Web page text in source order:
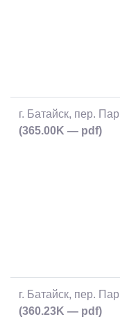
г. Батайск, пер.
(365.00K — pdf)
г. Батайск, пер.
(360.23K — pdf)